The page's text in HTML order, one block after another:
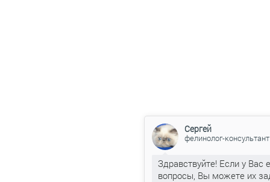
Сергей
фелинолог-консультант
Здравствуйте! Если у Вас
вопросы, Вы можете их